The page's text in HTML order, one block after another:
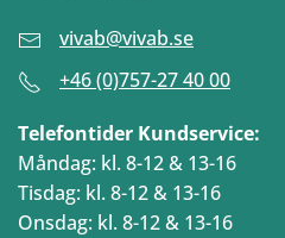
vivab@vivab.se
+46 (0)757-27 40 00
Telefontider Kundservice:
Måndag: kl. 8-12 & 13-16
Tisdag: kl. 8-12 & 13-16
Onsdag: kl. 8-12 & 13-16